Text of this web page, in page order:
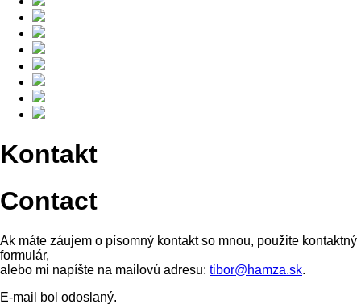
Kontakt
Contact
Ak máte záujem o písomný kontakt so mnou, použite kontaktný
formulár,
alebo mi napíšte na mailovú adresu: tibor@hamza.sk.
E-mail bol odoslaný.